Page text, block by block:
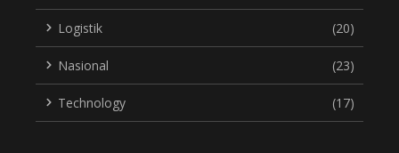
Logistik (20)
Nasional (23)
Technology (17)